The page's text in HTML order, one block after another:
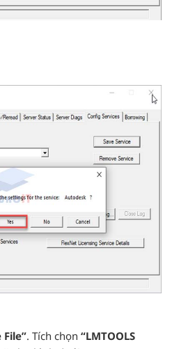
. Tích chọn “LMTOOLS